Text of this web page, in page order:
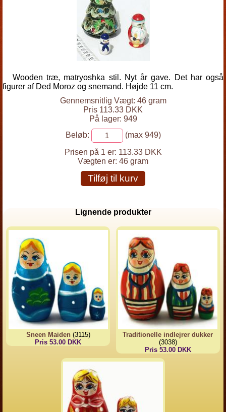
Wooden træ, matryoshka stil. Nyt år gave. Det har også
figurer af Ded Moroz og snemand. Højde 11 cm.
Gennemsnitlig Vægt: 46 gram
Pris 113.33 DKK
På lager: 949
Beløb:
(max 949)
Prisen på 1 er: 113.33 DKK
Vægten er: 46 gram
Tilføj til kurv
Lignende produkter
Sneen Maiden(3115)
Pris 53.00 DKK
Traditionelle indlejrer dukker
(3038)
Pris 53.00 DKK